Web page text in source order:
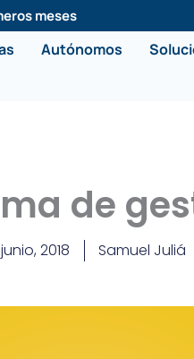
meses
Autónomos
de
2018 Samuel Juliá